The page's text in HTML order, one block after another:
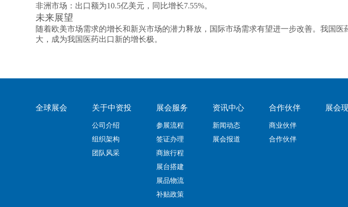
非洲市场 ‌：出口额为10.5亿美元，同比增长7.55%‌。
未来展望
随着欧美市场需求的增长和新兴市场的潜力释放，国际市场需求有望进一步改善。我国
大，成为我国医药出口新的增长极‌。
全球展会 关于中资投
公司介绍
组织架构
团队风采
展会服务
参展流程
签证办理
商旅行程
展台搭建
展品物流
补贴政策
资讯中心
新闻动态
展会报道
合作伙伴
商业伙伴
合作伙伴
展会